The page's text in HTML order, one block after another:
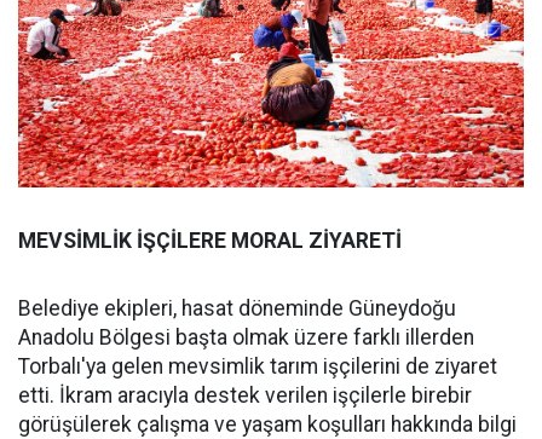
MEVSİMLİK İŞÇİLERE MORAL ZİYARETİ
Belediye ekipleri, hasat döneminde Güneydoğu
Anadolu Bölgesi başta olmak üzere farklı illerden
Torbalı'ya gelen mevsimlik tarım işçilerini de ziyaret
etti. İkram aracıyla destek verilen işçilerle birebir
görüşülerek çalışma ve yaşam koşulları hakkında bilgi